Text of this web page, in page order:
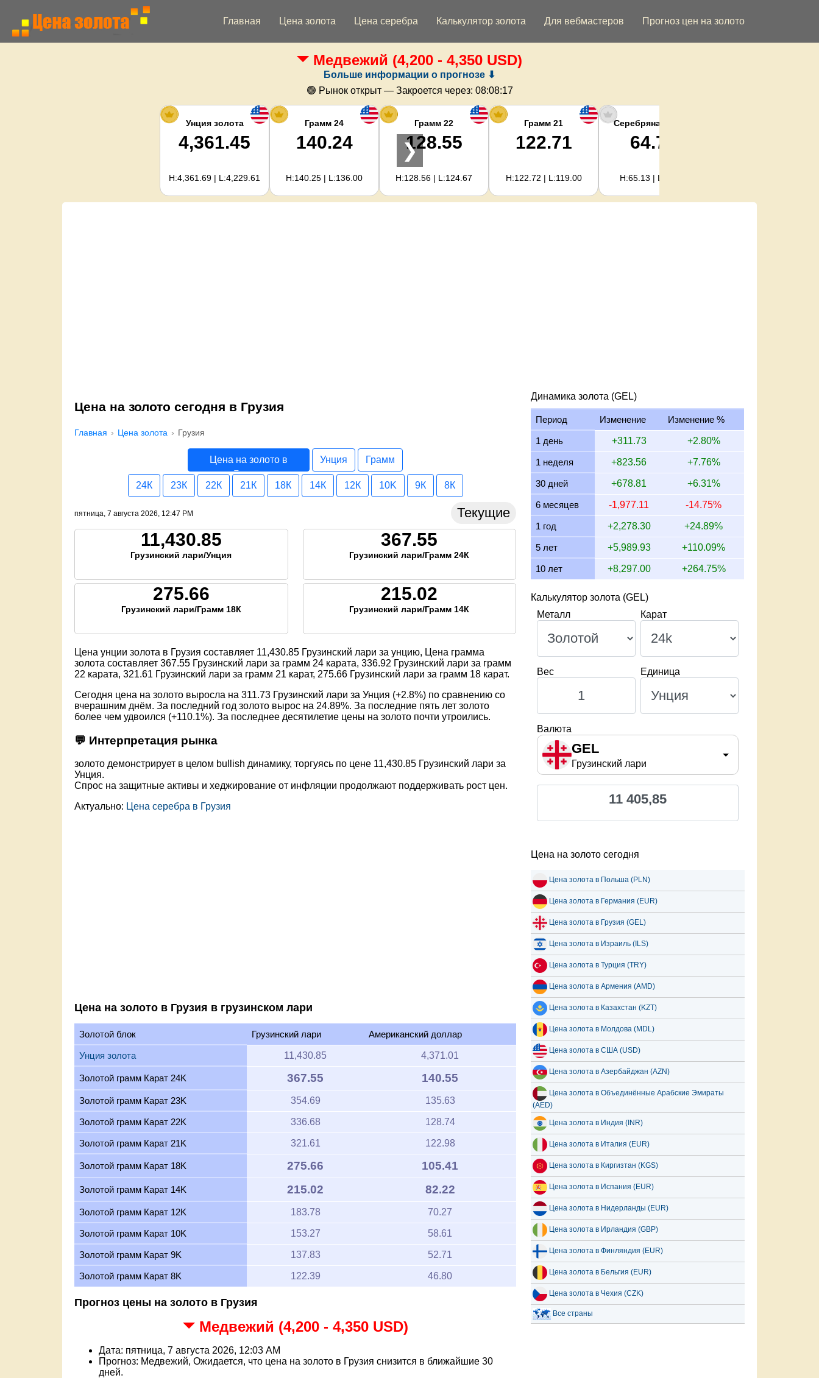
Главная Цена золота Цена серебра Калькулятор золота Для вебмастеров Прогноз цен на золото
Медвежий (4,200 - 4,350 USD)
Больше информации о прогнозе ⬇
🟢 Рынок открыт — Закроется через: 08:08:16
Унция золота
4,361.45
H:4,361.69 | L:4,229.61
Грамм 24
140.24
H:140.25 | L:136.00
Грамм 22
128.55
H:128.56 | L:124.67
Грамм 21
122.71
H:122.72 | L:119.00
Серебряная унция
64.78
H:65.13 | L:61.15
❯
Цена на золото сегодня в Грузия
Главная Цена золота Грузия
Цена на золото в
Грузия
Унция Грамм
24К 23К 22К 21К 18К 14К 12К 10K 9К 8К
пятница, 7 августа 2026, 12:47 PM Текущие
11,430.85
Грузинский лари/Унция
367.55
Грузинский лари/Грамм 24К
275.66
Грузинский лари/Грамм 18К
215.02
Грузинский лари/Грамм 14К
Цена унции золота в Грузия составляет 11,430.85 Грузинский лари за унцию, Цена грамма
золота составляет 367.55 Грузинский лари за грамм 24 карата, 336.92 Грузинский лари за грамм
22 карата, 321.61 Грузинский лари за грамм 21 карат, 275.66 Грузинский лари за грамм 18 карат.
Сегодня цена на золото выросла на 311.73 Грузинский лари за Унция (+2.8%) по сравнению со
вчерашним днём. За последний год золото вырос на 24.89%. За последние пять лет золото
более чем удвоился (+110.1%). За последнее десятилетие цены на золото почти утроились.
💬 Интерпретация рынка
золото демонстрирует в целом bullish динамику, торгуясь по цене 11,430.85 Грузинский лари за
Унция.
Спрос на защитные активы и хеджирование от инфляции продолжают поддерживать рост цен.
Актуально: Цена серебра в Грузия
Цена на золото в Грузия в грузинском лари
Золотой блок Грузинский лари Американский доллар
Унция золота 11,430.85 4,371.01
Золотой грамм Карат 24K 367.55 140.55
Золотой грамм Карат 23K 354.69 135.63
Золотой грамм Карат 22K 336.68 128.74
Золотой грамм Карат 21K 321.61 122.98
Золотой грамм Карат 18K 275.66 105.41
Золотой грамм Карат 14K 215.02 82.22
Золотой грамм Карат 12K 183.78 70.27
Золотой грамм Карат 10K 153.27 58.61
Золотой грамм Карат 9K 137.83 52.71
Золотой грамм Карат 8K 122.39 46.80
Прогноз цены на золото в Грузия
Медвежий (4,200 - 4,350 USD)
Дата: пятница, 7 августа 2026, 12:03 AM
Прогноз: Медвежий, Ожидается, что цена на золото в Грузия снизится в ближайшие 30
дней.
Динамика золота (GEL)
Период Изменение Изменение %
1 день +311.73 +2.80%
1 неделя +823.56 +7.76%
30 дней +678.81 +6.31%
6 месяцев -1,977.11 -14.75%
1 год +2,278.30 +24.89%
5 лет +5,989.93 +110.09%
10 лет +8,297.00 +264.75%
Калькулятор золота (GEL)
Металл
Карат
Вес Единица
Валюта
GEL
Грузинский лари
11 405,85
Цена на золото сегодня
Цена золота в Польша (PLN)
Цена золота в Германия (EUR)
Цена золота в Грузия (GEL)
Цена золота в Израиль (ILS)
Цена золота в Турция (TRY)
Цена золота в Армения (AMD)
Цена золота в Казахстан (KZT)
Цена золота в Молдова (MDL)
Цена золота в США (USD)
Цена золота в Азербайджан (AZN)
Цена золота в Объединённые Арабские Эмираты
(AED)
Цена золота в Индия (INR)
Цена золота в Италия (EUR)
Цена золота в Киргизтан (KGS)
Цена золота в Испания (EUR)
Цена золота в Нидерланды (EUR)
Цена золота в Ирландия (GBP)
Цена золота в Финляндия (EUR)
Цена золота в Бельгия (EUR)
Цена золота в Чехия (CZK)
Все страны